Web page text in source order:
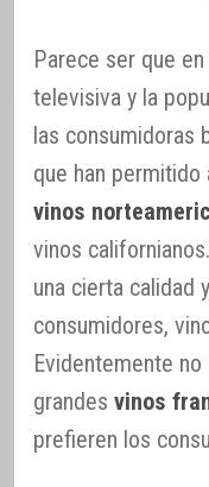
Parece ser que
televisiva y la
las consumidoras
que han permitido
vinos
vinos
una cierta calidad
consumidores,
Evidentemente
grandes vinos
prefieren los